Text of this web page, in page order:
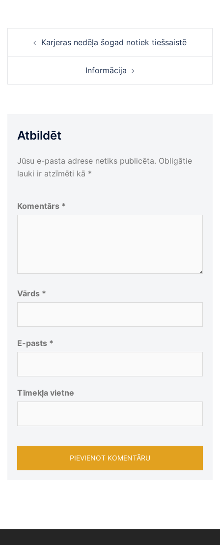
navigācijaKarjeras nedēļa šogad notiek tiešsaistē
Informācija
Atbildēt
Jūsu e-pasta adrese netiks publicēta. Obligātie
lauki ir atzīmēti kā *
Komentārs *
Vārds *
E-pasts *
Tīmekļa vietne